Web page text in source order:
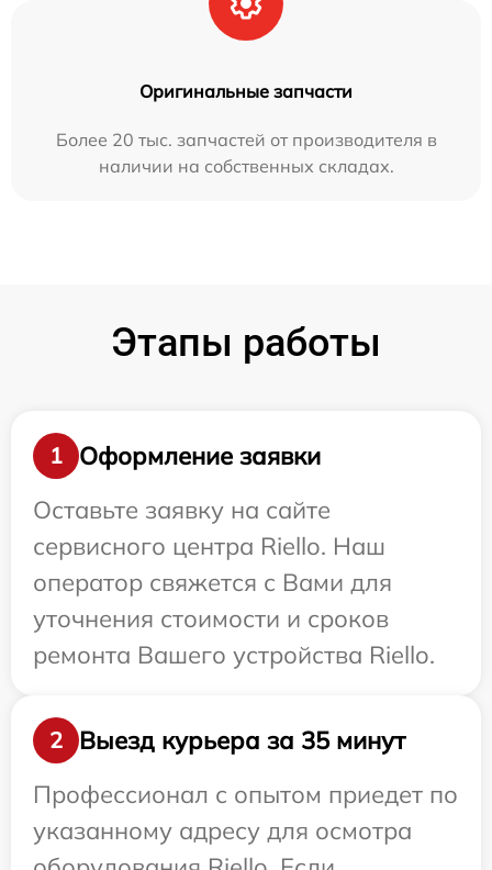
Оригинальные запчасти
Более 20 тыс. запчастей от производителя в
наличии на собственных складах.
Этапы работы
1
Оформление заявки
Оставьте заявку на сайте
сервисного центра Riello. Наш
оператор свяжется с Вами для
уточнения стоимости и сроков
ремонта Вашего устройства Riello.
2
Выезд курьера за 35 минут
Профессионал с опытом приедет по
указанному адресу для осмотра